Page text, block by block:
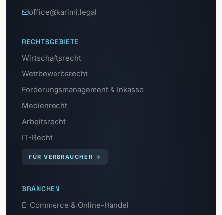
office@karimi.legal
RECHTSGEBIETE
Wirtschaftsrecht
Wettbewerbsrecht
Forderungsmanagement & Inkasso
Medienrecht
Arbeitsrecht
IT-Recht
FÜR VERBRAUCHER →
BRANCHEN
E-Commerce & Online-Handel